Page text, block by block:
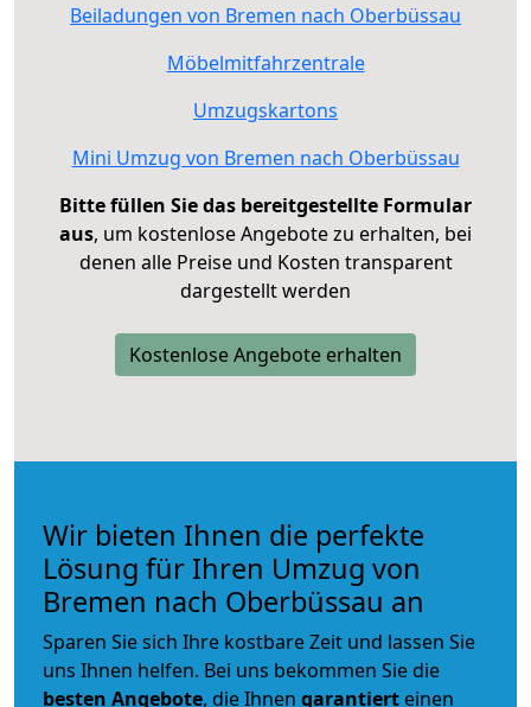
Beiladungen von Bremen nach Oberbüssau
Möbelmitfahrzentrale
Umzugskartons
Mini Umzug von Bremen nach Oberbüssau
Bitte füllen Sie das bereitgestellte Formular
aus, um kostenlose Angebote zu erhalten, bei
denen alle Preise und Kosten transparent
dargestellt werden
Kostenlose Angebote erhalten
Wir bieten Ihnen die perfekte
Lösung für Ihren Umzug von
Bremen nach Oberbüssau an
Sparen Sie sich Ihre kostbare Zeit und lassen Sie
uns Ihnen helfen. Bei uns bekommen Sie die
besten Angebote, die Ihnen garantiert einen